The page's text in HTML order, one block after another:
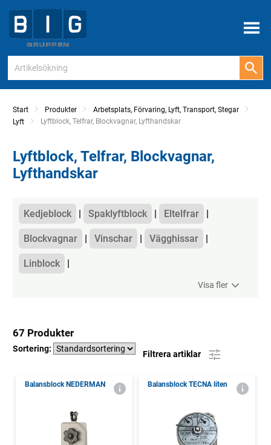
Meny
Start Produkter
Arbetsplats, Förvaring, Lyft, Transport, Stegar
Lyft
Current:
Lyftblock, Telfrar, Blockvagnar, Lyfthandskar
Lyftblock, Telfrar, Blockvagnar,
Lyfthandskar
Kategorier
Kedjeblock Spaklyftblock Eltelfrar
Blockvagnar Vinschar Vägghissar
Linblock
Visa fler
67 Produkter
Sortering:
Filtrera artiklar
Balansblock NEDERMAN Balansblock TECNA liten